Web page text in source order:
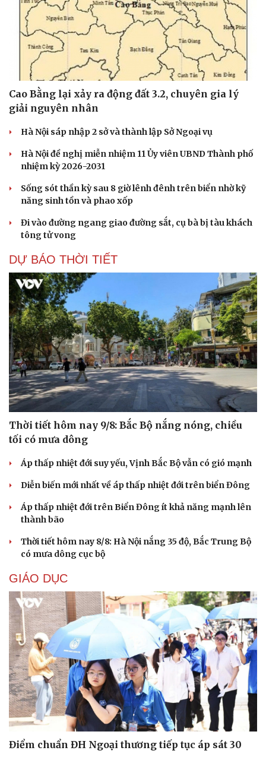
Cải chính
Cao Bằng lại xảy ra động đất 3.2, chuyên gia lý
giải nguyên nhân
Hà Nội sáp nhập 2 sở và thành lập Sở Ngoại vụ
Hà Nội đề nghị miễn nhiệm 11 Ủy viên UBND Thành phố
nhiệm kỳ 2026-2031
Sống sót thần kỳ sau 8 giờ lênh đênh trên biển nhờ kỹ
năng sinh tồn và phao xốp
Đi vào đường ngang giao đường sắt, cụ bà bị tàu khách
tông tử vong
DỰ BÁO THỜI TIẾT
Thời tiết hôm nay 9/8: Bắc Bộ nắng nóng, chiều
tối có mưa dông
Áp thấp nhiệt đới suy yếu, Vịnh Bắc Bộ vẫn có gió mạnh
Diễn biến mới nhất về áp thấp nhiệt đới trên biển Đông
Áp thấp nhiệt đới trên Biển Đông ít khả năng mạnh lên
thành bão
Thời tiết hôm nay 8/8: Hà Nội nắng 35 độ, Bắc Trung Bộ
có mưa dông cục bộ
GIÁO DỤC
Điểm chuẩn ĐH Ngoại thương tiếp tục áp sát 30